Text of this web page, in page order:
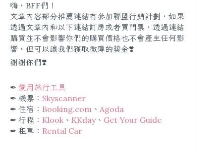
嗨，BFF們！
文章內容部分推薦連結有參加聯盟行銷計劃，如果
透過文章內和以下連結訂房或者買門票，透過連結
購買並不會影響你們的購買價格也不會產生任何影
響，但可以讓我們獲取微薄的獎金❣️
謝謝你們❣️
✒︎ 愛用旅行工具
✒︎ 機票： Skyscanner
✒︎ 住宿： Booking.com 、 Agoda
✒︎ 行程： Klook 、 KKday、 Get Your Guide
✒︎ 租車： Rental Car